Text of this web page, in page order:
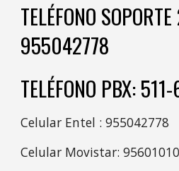
TELÉFONO
955042778
TELÉFONO PBX:
Celular Entel : 955042778
Celular Movistar: